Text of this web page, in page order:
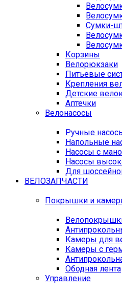
Сумки-
Корзины
Велорюкзаки
Питьевые
Крепления
Детские
Аптечки
Велонасосы
Ручные
Напольные
Насосы с
Насосы
Для
ВЕЛОЗАПЧАСТИ
Покрышки и
Камеры для
Камеры с
Ободная лента
Управление